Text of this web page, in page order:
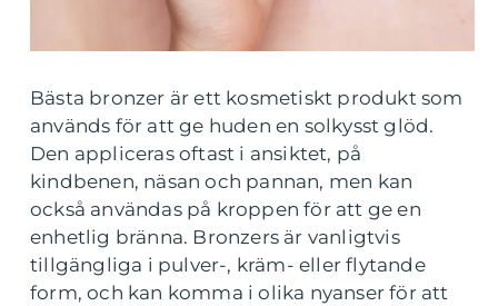
Bästa bronzer är ett kosmetiskt produkt som
används för att ge huden en solkysst glöd.
Den appliceras oftast i ansiktet, på
kindbenen, näsan och pannan, men kan
också användas på kroppen för att ge en
enhetlig bränna. Bronzers är vanligtvis
tillgängliga i pulver-, kräm- eller flytande
form, och kan komma i olika nyanser för att